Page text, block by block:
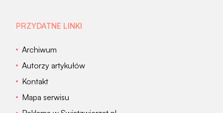
PRZYDATNE LINKI
Archiwum
Autorzy artykułów
Kontakt
Mapa serwisu